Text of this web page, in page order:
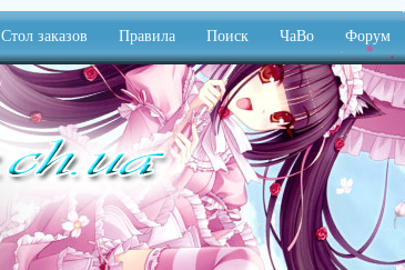
Стол заказов Правила Поиск ЧаВо Форум